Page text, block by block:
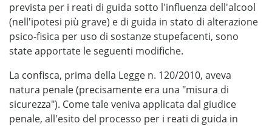
prevista per i reati di guida sotto l'influenza dell'alcool
(nell'ipotesi più grave) e di guida in stato di alterazione
psico-fisica per uso di sostanze stupefacenti, sono
state apportate le seguenti modifiche.
La confisca, prima della Legge n. 120/2010, aveva
natura penale (precisamente era una "misura di
sicurezza"). Come tale veniva applicata dal giudice
penale, all'esito del processo per i reati di guida in